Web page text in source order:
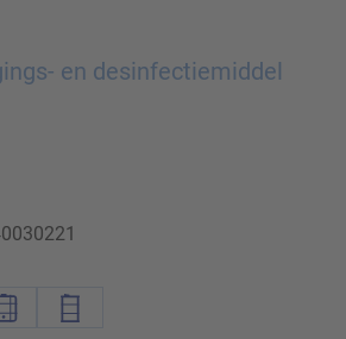
en desinfectiemiddel